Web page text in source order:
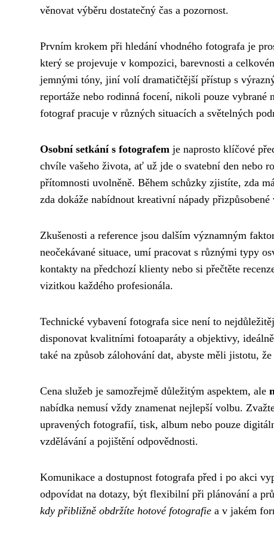
věnovat výběru dostatečný čas a pozornost.
Prvním krokem při hledání vhodného fotografa je
který se projevuje v kompozici, barevnosti a
jemnými tóny, jiní volí dramatičtější přístup s
reportáže nebo rodinná focení, nikoli pouze
fotograf pracuje v různých situacích a světelných
Osobní setkání s fotografem je naprosto klíčové
chvíle vašeho života, ať už jde o svatební den nebo
přítomnosti uvolněně. Během schůzky zjistíte, zda
zda dokáže nabídnout kreativní nápady přizpůsobené
Zkušenosti a reference jsou dalším významným
neočekávané situace, umí pracovat s různými typy
kontakty na předchozí klienty nebo si přečtěte
vizitkou každého profesionála.
Technické vybavení fotografa sice není to
disponovat kvalitními fotoaparáty a objektivy,
také na způsob zálohování dat, abyste měli jistotu,
Cena služeb je samozřejmě důležitým aspektem, ale
nabídka nemusí vždy znamenat nejlepší volbu.
upravených fotografií, tisk, album nebo pouze
vzdělávání a pojištění odpovědnosti.
Komunikace a dostupnost fotografa před i po akci
odpovídat na dotazy, být flexibilní při plánování a
kdy přibližně obdržíte hotové fotografie a v jakém